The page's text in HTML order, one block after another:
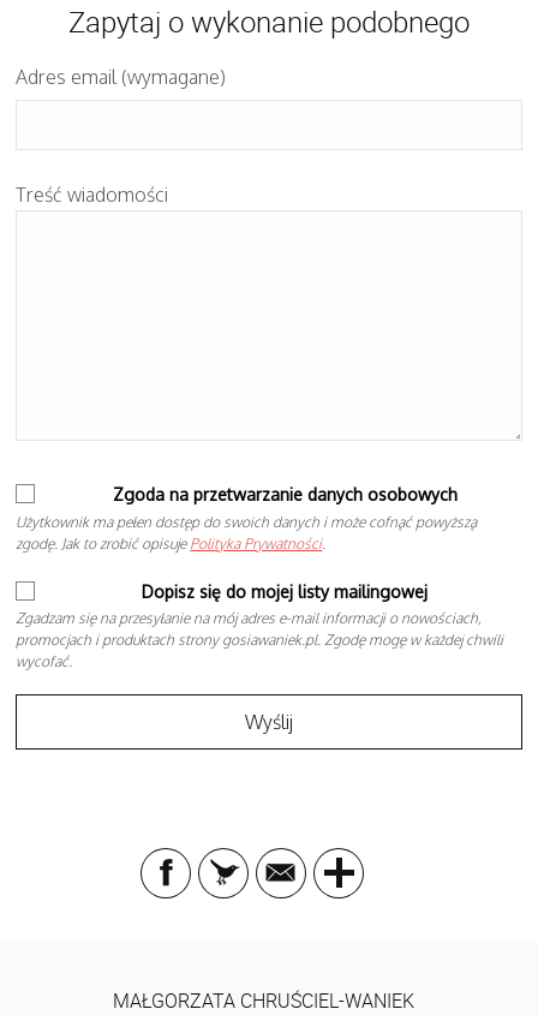
Zapytaj o wykonanie podobnego
Adres email (wymagane)
Treść wiadomości
Zgoda na przetwarzanie danych osobowych
Użytkownik ma pełen dostęp do swoich danych i może cofnąć powyższą
zgodę. Jak to zrobić opisuje Polityka Prywatności.
Dopisz się do mojej listy mailingowej
Zgadzam się na przesyłanie na mój adres e-mail informacji o nowościach,
promocjach i produktach strony gosiawaniek.pl. Zgodę mogę w każdej chwili
wycofać.
MAŁGORZATA CHRUŚCIEL-WANIEK